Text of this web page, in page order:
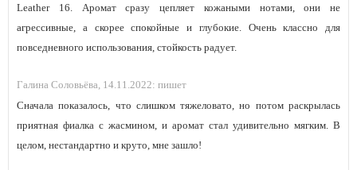
Leather 16. Аромат сразу цепляет кожаными нотами, они не
агрессивные, а скорее спокойные и глубокие. Очень классно для
повседневного использования, стойкость радует.
Галина Соловьёва, 14.11.2022: пишет
Сначала показалось, что слишком тяжеловато, но потом раскрылась
приятная фиалка с жасмином, и аромат стал удивительно мягким. В
целом, нестандартно и круто, мне зашло!